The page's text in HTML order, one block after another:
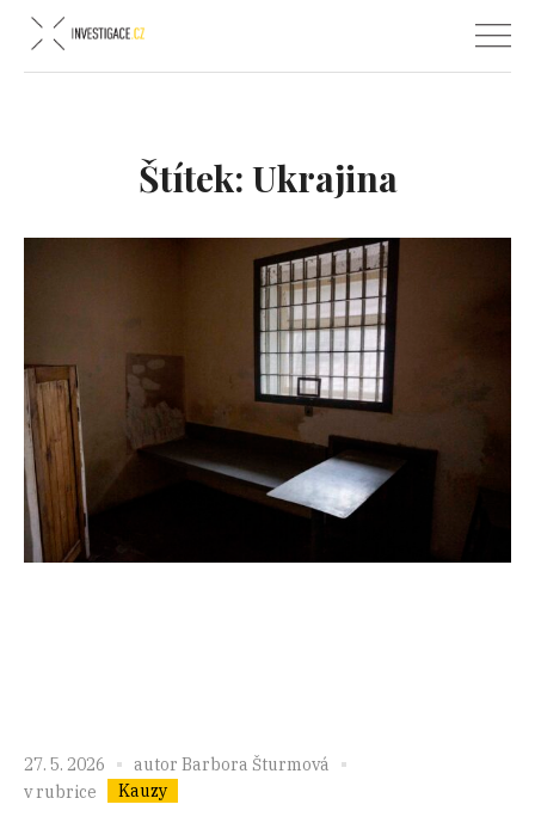
Štítek: Ukrajina
27. 5. 2026 autor Barbora Šturmová
v rubrice
Kauzy